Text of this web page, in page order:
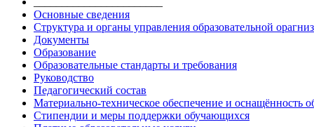
Основные сведения
Структура и органы управления образовательной
Документы
Образование
Образовательные стандарты и требования
Руководство
Педагогический состав
Материально-техническое обеспечение и оснащённость
Стипендии и меры поддержки обучающихся